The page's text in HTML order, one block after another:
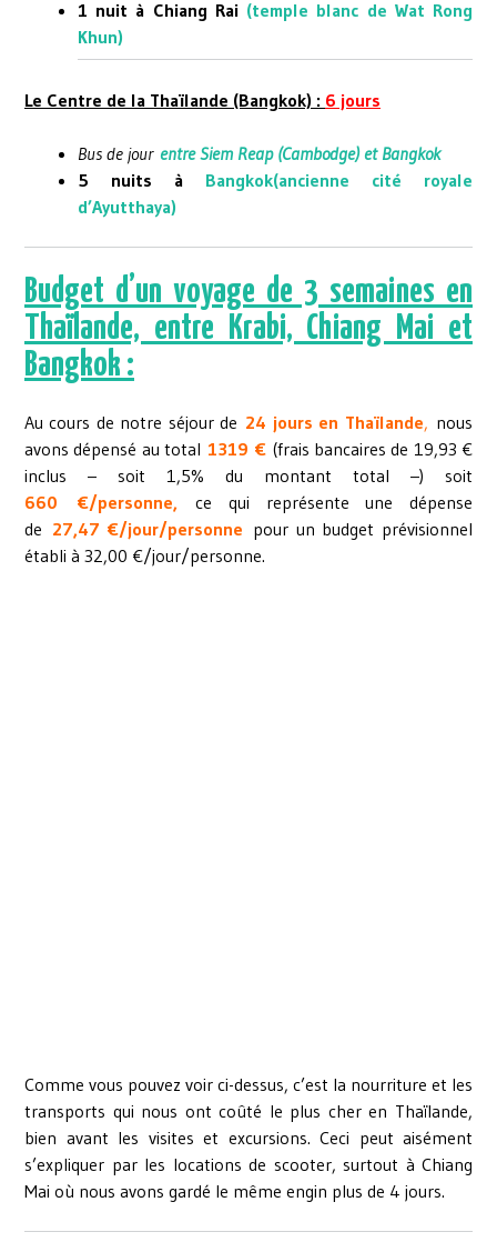
1 nuit à Chiang Rai (temple blanc de Wat Rong
Khun)
Le Centre de la Thaïlande (Bangkok) : 6 jours
Bus de jour entre Siem Reap (Cambodge) et Bangkok
5 nuits à Bangkok(ancienne cité royale
d’Ayutthaya)
Budget d’un voyage de 3 semaines en
Thaïlande, entre Krabi, Chiang Mai et
Bangkok :
Au cours de notre séjour de 24 jours en Thaïlande, nous
avons dépensé au total 1319 €(frais bancaires de 19,93 €
inclus – soit 1,5% du montant total –) soit
660 €/personne, ce qui représente une dépense
de 27,47 €/jour/personne pour un budget prévisionnel
établi à 32,00 €/jour/personne.
Comme vous pouvez voir ci-dessus, c’est la nourriture et les
transports qui nous ont coûté le plus cher en Thaïlande,
bien avant les visites et excursions. Ceci peut aisément
s’expliquer par les locations de scooter, surtout à Chiang
Mai où nous avons gardé le même engin plus de 4 jours.